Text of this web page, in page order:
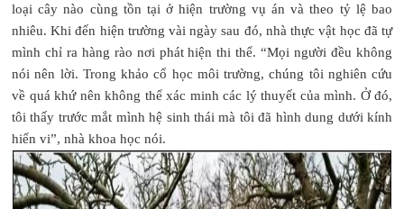
loại cây nào cùng tồn tại ở hiện trường vụ án và theo tỷ lệ bao
nhiêu. Khi đến hiện trường vài ngày sau đó, nhà thực vật học đã tự
mình chỉ ra hàng rào nơi phát hiện thi thể. “Mọi người đều không
nói nên lời. Trong khảo cổ học môi trường, chúng tôi nghiên cứu
về quá khứ nên không thể xác minh các lý thuyết của mình. Ở đó,
tôi thấy trước mắt mình hệ sinh thái mà tôi đã hình dung dưới kính
hiển vi”, nhà khoa học nói.